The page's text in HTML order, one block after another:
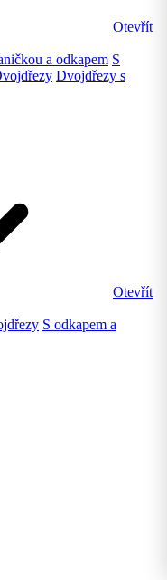
Otevřít
a odkapem S
Dvojdřezy s
Otevřít
S odkapem a